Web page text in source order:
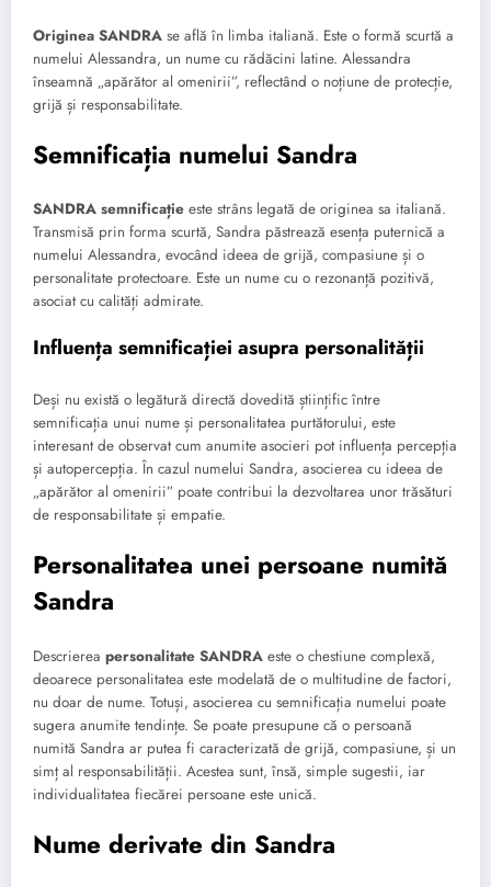
Originea SANDRA se află în limba italiană. Este o formă scurtă a
numelui Alessandra, un nume cu rădăcini latine. Alessandra
înseamnă „apărător al omenirii”, reflectând o noțiune de protecție,
grijă și responsabilitate.
Semnificația numelui Sandra
SANDRA semnificație este strâns legată de originea sa italiană.
Transmisă prin forma scurtă, Sandra păstrează esența puternică a
numelui Alessandra, evocând ideea de grijă, compasiune și o
personalitate protectoare. Este un nume cu o rezonanță pozitivă,
asociat cu calități admirate.
Influența semnificației asupra personalității
Deși nu există o legătură directă dovedită științific între
semnificația unui nume și personalitatea purtătorului, este
interesant de observat cum anumite asocieri pot influența percepția
și autopercepția. În cazul numelui Sandra, asocierea cu ideea de
„apărător al omenirii” poate contribui la dezvoltarea unor trăsături
de responsabilitate și empatie.
Personalitatea unei persoane numită
Sandra
Descrierea personalitate SANDRA este o chestiune complexă,
deoarece personalitatea este modelată de o multitudine de factori,
nu doar de nume. Totuși, asocierea cu semnificația numelui poate
sugera anumite tendințe. Se poate presupune că o persoană
numită Sandra ar putea fi caracterizată de grijă, compasiune, și un
simț al responsabilității. Acestea sunt, însă, simple sugestii, iar
individualitatea fiecărei persoane este unică.
Nume derivate din Sandra